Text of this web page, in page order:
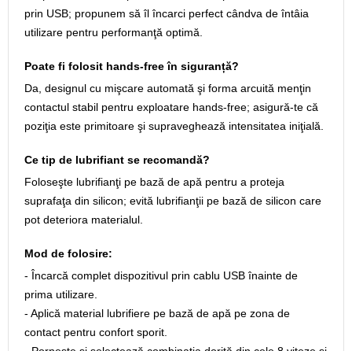
prin USB; propunem să îl încarci perfect cândva de întâia
utilizare pentru performanţă optimă.
Poate fi folosit hands‑free în siguranță?
Da, designul cu mişcare automată şi forma arcuită menţin
contactul stabil pentru exploatare hands‑free; asigură‑te că
poziţia este primitoare şi supraveghează intensitatea iniţială.
Ce tip de lubrifiant se recomandă?
Foloseşte lubrifianţi pe bază de apă pentru a proteja
suprafaţa din silicon; evită lubrifianţii pe bază de silicon care
pot deteriora materialul.
Mod de folosire:
- Încarcă complet dispozitivul prin cablu USB înainte de
prima utilizare.
- Aplică material lubrifiere pe bază de apă pe zona de
contact pentru confort sporit.